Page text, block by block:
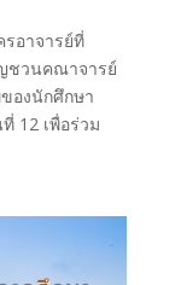
รอาจารย์ที่
ชวนคณาจารย์
องนักศึกษา
12 เพื่อร่วม